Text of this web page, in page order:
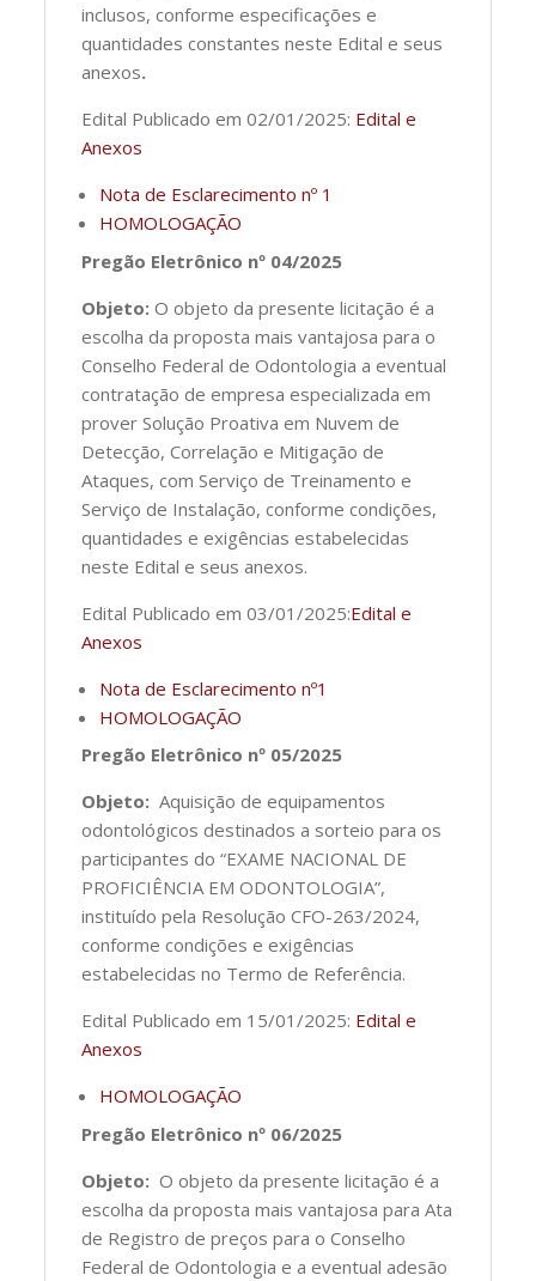
inclusos, conforme especificações e
quantidades constantes neste Edital e seus
anexos.
Edital Publicado em 02/01/2025: Edital e
Anexos
Nota de Esclarecimento nº 1
HOMOLOGAÇÃO
Pregão Eletrônico nº 04/2025
Objeto:O objeto da presente licitação é a
escolha da proposta mais vantajosa para o
Conselho Federal de Odontologia a eventual
contratação de empresa especializada em
prover Solução Proativa em Nuvem de
Detecção, Correlação e Mitigação de
Ataques, com Serviço de Treinamento e
Serviço de Instalação, conforme condições,
quantidades e exigências estabelecidas
neste Edital e seus anexos.
Edital Publicado em 03/01/2025:Edital e
Anexos
Nota de Esclarecimento nº1
HOMOLOGAÇÃO
Pregão Eletrônico nº 05/2025
Objeto:Aquisição de equipamentos
odontológicos destinados a sorteio para os
participantes do “EXAME NACIONAL DE
PROFICIÊNCIA EM ODONTOLOGIA”,
instituído pela Resolução CFO-263/2024,
conforme condições e exigências
estabelecidas no Termo de Referência.
Edital Publicado em 15/01/2025: Edital e
Anexos
HOMOLOGAÇÃO
Pregão Eletrônico nº 06/2025
Objeto:O objeto da presente licitação é a
escolha da proposta mais vantajosa para Ata
de Registro de preços para o Conselho
Federal de Odontologia e a eventual adesão